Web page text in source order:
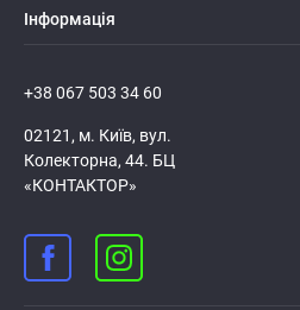
Iнформацiя
+38 067 503 34 60
02121, м. Київ, вул.
Колекторна, 44. БЦ
«КОНТАКТОР»